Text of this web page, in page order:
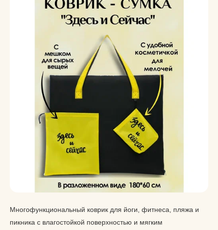
Многофункциональный коврик для йоги, фитнеса, пляжа и
пикника с влагостойкой поверхностью и мягким